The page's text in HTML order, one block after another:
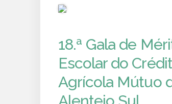
18.ª Gala de
Escolar do
Agrícola Mútuo